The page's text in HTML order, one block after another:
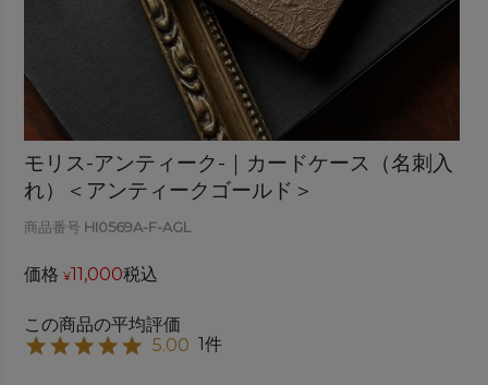
モリス-アンティーク-｜カードケース（名刺入
れ）＜アンティークゴールド＞
商品番号 HI0569A-F-AGL
価格 ¥11,000税込
5.00 1